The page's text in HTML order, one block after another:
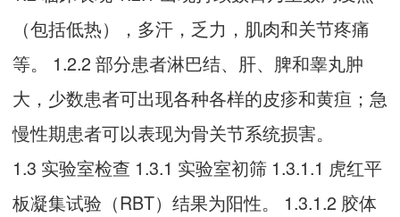
（包括低热），多汗，乏力，肌肉和关节疼痛
等。 1.2.2 部分患者淋巴结、肝、脾和睾丸肿
大，少数患者可出现各种各样的皮疹和黄疸；急
慢性期患者可以表现为骨关节系统损害。
1.3 实验室检查 1.3.1 实验室初筛 1.3.1.1 虎红平
板凝集试验（RBT）结果为阳性。 1.3.1.2 胶体